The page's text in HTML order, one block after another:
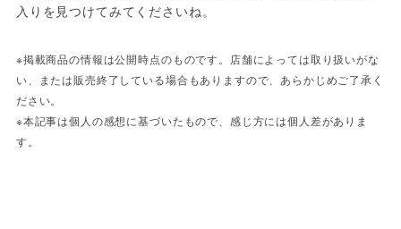
入りを見つけてみてくださいね。
※掲載商品の情報は公開時点のものです。店舗によっては取り扱いがな
い、または販売終了している場合もありますので、あらかじめご了承く
ださい。
※本記事は個人の感想に基づいたもので、感じ方には個人差がありま
す。